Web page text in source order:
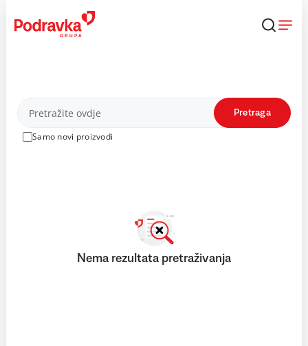
content
Proizvodi
Samo novi proizvodi
Pretraga
Nema rezultata pretraživanja